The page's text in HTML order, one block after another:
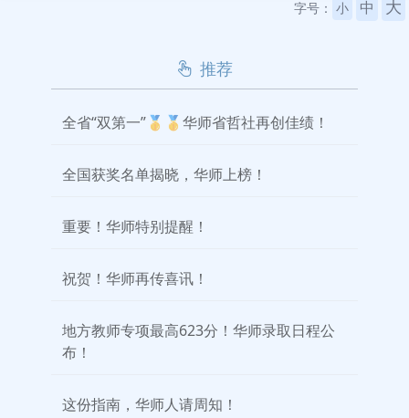
字号： 小 中 大
推荐
全省“双第一”🥇🥇华师省哲社再创佳绩！
全国获奖名单揭晓，华师上榜！
重要！华师特别提醒！
祝贺！华师再传喜讯！
地方教师专项最高623分！华师录取日程公
布！
这份指南，华师人请周知！